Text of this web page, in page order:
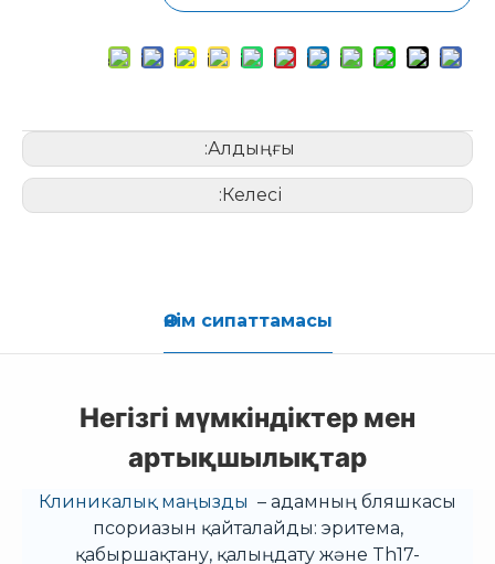
Алдыңғы:
Келесі:
Өнім сипаттамасы
Негізгі мүмкіндіктер мен
артықшылықтар
Клиникалық маңызды – адамның бляшкасы
псориазын қайталайды: эритема,
қабыршақтану, қалыңдату және Th17-